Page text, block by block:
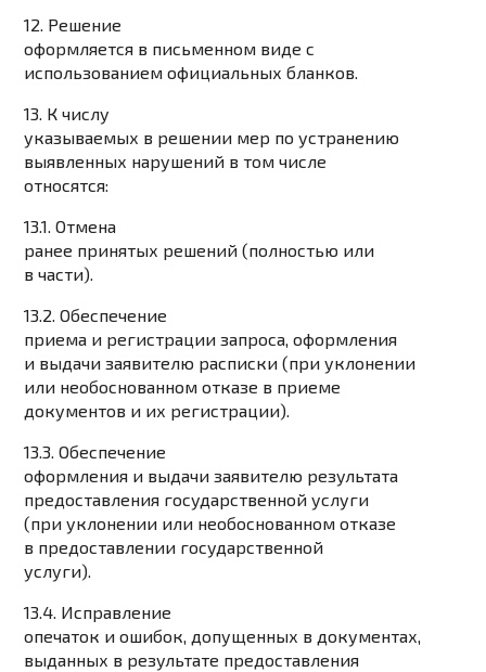
12. Решение
оформляется в письменном виде с
использованием официальных бланков.
13. К числу
указываемых в решении мер по устранению
выявленных нарушений в том числе
относятся:
13.1. Отмена
ранее принятых решений (полностью или
в части).
13.2. Обеспечение
приема и регистрации запроса, оформления
и выдачи заявителю расписки (при уклонении
или необоснованном отказе в приеме
документов и их регистрации).
13.3. Обеспечение
оформления и выдачи заявителю результата
предоставления государственной услуги
(при уклонении или необоснованном отказе
в предоставлении государственной
услуги).
13.4. Исправление
опечаток и ошибок, допущенных в документах,
выданных в результате предоставления